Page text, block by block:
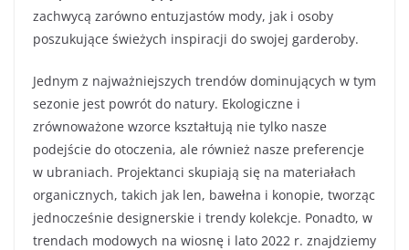
zachwycą zarówno entuzjastów mody, jak i osoby
poszukujące świeżych inspiracji do swojej garderoby.
Jednym z najważniejszych trendów dominujących w tym
sezonie jest powrót do natury. Ekologiczne i
zrównoważone wzorce kształtują nie tylko nasze
podejście do otoczenia, ale również nasze preferencje
w ubraniach. Projektanci skupiają się na materiałach
organicznych, takich jak len, bawełna i konopie, tworząc
jednocześnie designerskie i trendy kolekcje. Ponadto, w
trendach modowych na wiosnę i lato 2022 r. znajdziemy